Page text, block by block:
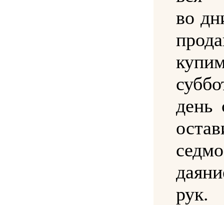
во
день
рук.